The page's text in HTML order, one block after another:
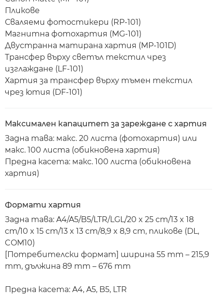
Пликове
Сваляеми фотостикери (RP-101)
Магнитна фотохартия (MG-101)
Двустранна матирана хартия (MP-101D)
Трансфер върху светъл текстил чрез
изглаждане (LF-101)
Хартия за трансфер върху тъмен текстил
чрез ютия (DF-101)
Максимален капацитет за зареждане с хартия
Задна тава: макс. 20 листа (фотохартия) или
макс. 100 листа (обикновена хартия)
Предна касета: макс. 100 листа (обикновена
хартия)
Формати хартия
Задна тава: A4/A5/B5/LTR/LGL/20 x 25 cm/13 x 18
cm/10 x 15 cm/13 x 13 cm/8,9 x 8,9 cm, пликове (DL,
COM10)
[Потребителски формат] ширина 55 mm – 215,9
mm, дължина 89 mm – 676 mm
Предна касета: A4, A5, B5, LTR